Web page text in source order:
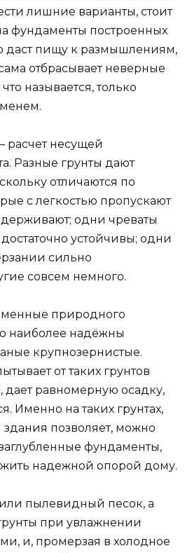
лишние варианты, стоит
фундаменты построенных
даст пищу к размышлениям,
отбрасывает неверные
называется, только
несущей
Разные грунты дают
отличаются по
с легкостью пропускают
одни чреваты
устойчивы; одни
сильно
совсем немного.
природного
наиболее надёжны
крупнозернистые.
от таких грунтов
дает равномерную осадку,
Именно на таких грунтах,
позволяет, можно
фундаменты,
надежной опорой дому.
пылевидный песок, а
при увлажнении
и, промерзая в холодное